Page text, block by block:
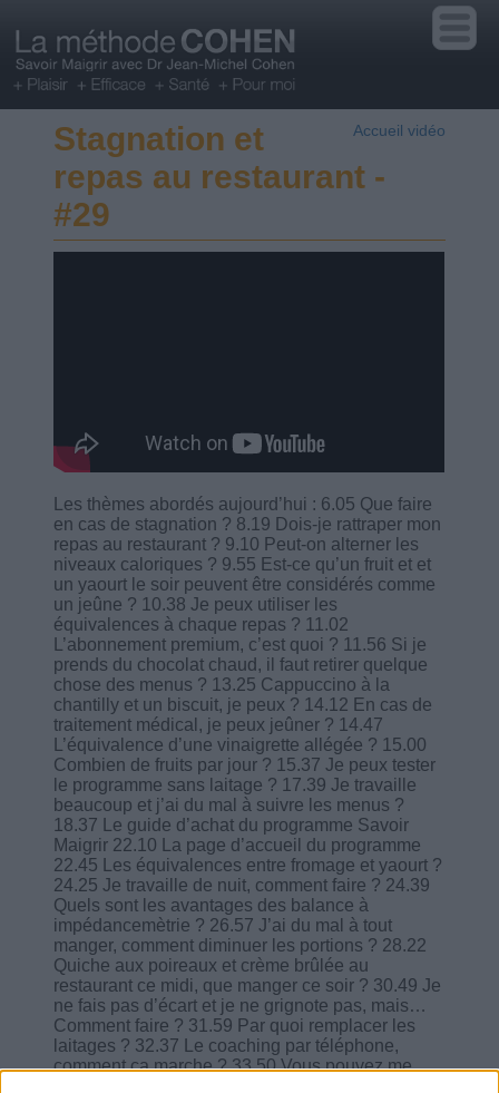
Accueil vidéo
Stagnation et
repas au restaurant -
#29
Les thèmes abordés aujourd’hui : 6.05 Que faire
en cas de stagnation ? 8.19 Dois-je rattraper mon
repas au restaurant ? 9.10 Peut-on alterner les
niveaux caloriques ? 9.55 Est-ce qu’un fruit et et
un yaourt le soir peuvent être considérés comme
un jeûne ? 10.38 Je peux utiliser les
équivalences à chaque repas ? 11.02
L’abonnement premium, c’est quoi ? 11.56 Si je
prends du chocolat chaud, il faut retirer quelque
chose des menus ? 13.25 Cappuccino à la
chantilly et un biscuit, je peux ? 14.12 En cas de
traitement médical, je peux jeûner ? 14.47
L’équivalence d’une vinaigrette allégée ? 15.00
Combien de fruits par jour ? 15.37 Je peux tester
le programme sans laitage ? 17.39 Je travaille
beaucoup et j’ai du mal à suivre les menus ?
18.37 Le guide d’achat du programme Savoir
Maigrir 22.10 La page d’accueil du programme
22.45 Les équivalences entre fromage et yaourt ?
24.25 Je travaille de nuit, comment faire ? 24.39
Quels sont les avantages des balance à
impédancemètrie ? 26.57 J’ai du mal à tout
manger, comment diminuer les portions ? 28.22
Quiche aux poireaux et crème brûlée au
restaurant ce midi, que manger ce soir ? 30.49 Je
ne fais pas d’écart et je ne grignote pas, mais…
Comment faire ? 31.59 Par quoi remplacer les
laitages ? 32.37 Le coaching par téléphone,
comment ça marche ? 33.50 Vous pouvez me